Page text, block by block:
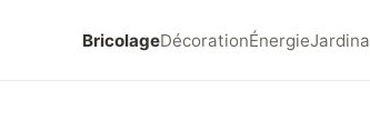
BricolageDécorationÉnergie